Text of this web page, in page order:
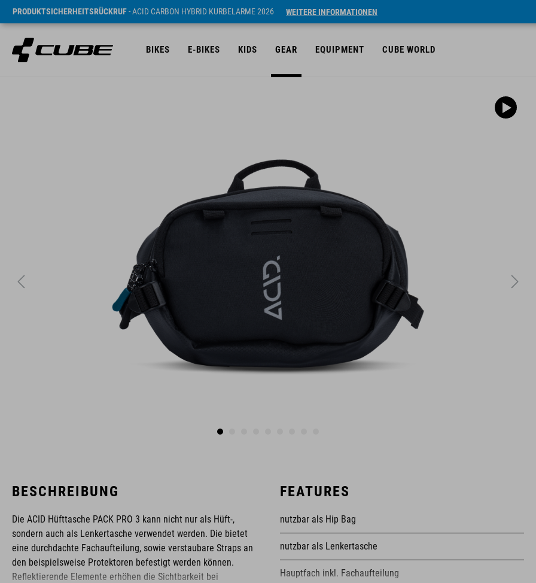
PRODUKTSICHERHEITSRÜCKRUF- ACID CARBON HYBRID KURBELARME 2026 WEITERE INFORMATIONEN
BIKES E-BIKES KIDS GEAR EQUIPMENT CUBE WORLD
BESCHREIBUNG
Die ACID Hüfttasche PACK PRO 3 kann nicht nur als Hüft-,
sondern auch als Lenkertasche verwendet werden. Die bietet
eine durchdachte Fachaufteilung, sowie verstaubare Straps an
den beispielsweise Protektoren befestigt werden können.
Reflektierende Elemente erhöhen die Sichtbarkeit bei
FEATURES
nutzbar als Hip Bag
nutzbar als Lenkertasche
Hauptfach inkl. Fachaufteilung